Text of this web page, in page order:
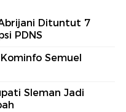
Dituntut 7
PDNS
Semuel
Sleman Jadi